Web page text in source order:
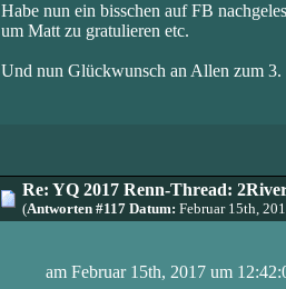
Habe nun ein bisschen auf FB
um Matt zu gratulieren etc.
Und nun Glückwunsch an Allen zum 3.
Re: YQ 2017 Renn-Thread:
(Antworten #117 Datum: Februar 15th,
am Februar 15th, 2017 um